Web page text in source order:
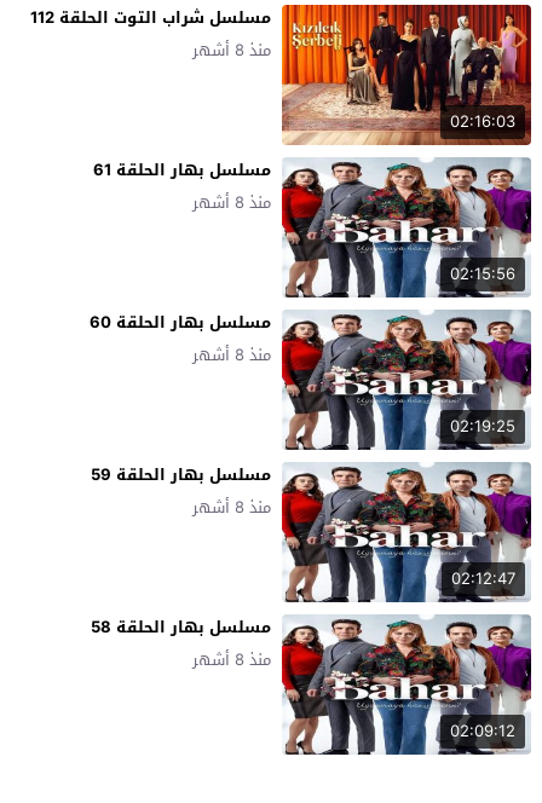
02:16:03
مسلسل شراب التوت الحلقة 112
منذ 8 أشهر
02:15:56
مسلسل بهار الحلقة 61
منذ 8 أشهر
02:19:25
مسلسل بهار الحلقة 60
منذ 8 أشهر
02:12:47
مسلسل بهار الحلقة 59
منذ 8 أشهر
02:09:12
مسلسل بهار الحلقة 58
منذ 8 أشهر